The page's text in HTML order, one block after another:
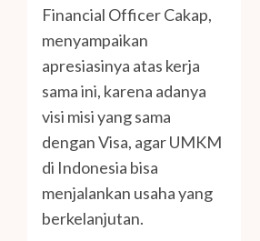
Financial Officer Cakap,
menyampaikan
apresiasinya atas kerja
sama ini, karena adanya
visi misi yang sama
dengan Visa, agar UMKM
di Indonesia bisa
menjalankan usaha yang
berkelanjutan.